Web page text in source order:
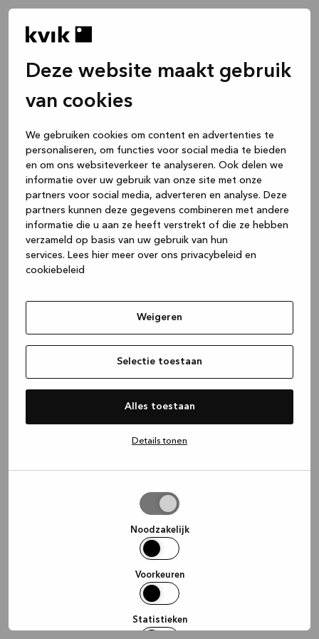
Deze website maakt gebruik
van cookies
We gebruiken cookies om content en advertenties te
personaliseren, om functies voor social media te bieden
en om ons websiteverkeer te analyseren. Ook delen we
informatie over uw gebruik van onze site met onze
partners voor social media, adverteren en analyse. Deze
partners kunnen deze gegevens combineren met andere
informatie die u aan ze heeft verstrekt of die ze hebben
verzameld op basis van uw gebruik van hun
services. Lees hier meer over ons privacybeleid en
cookiebeleid
Weigeren
Selectie toestaan
Alles toestaan
Details tonen
Noodzakelijk
Voorkeuren
Statistieken
(see the browser console for more
information).